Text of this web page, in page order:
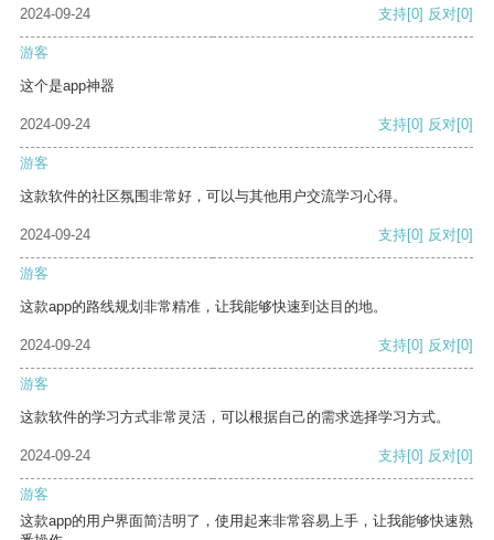
2024-09-24 支持[0] 反对[0]
游客
这个是app神器
2024-09-24 支持[0] 反对[0]
游客
这款软件的社区氛围非常好，可以与其他用户交流学习心得。
2024-09-24 支持[0] 反对[0]
游客
这款app的路线规划非常精准，让我能够快速到达目的地。
2024-09-24 支持[0] 反对[0]
游客
这款软件的学习方式非常灵活，可以根据自己的需求选择学习方式。
2024-09-24 支持[0] 反对[0]
游客
这款app的用户界面简洁明了，使用起来非常容易上手，让我能够快速熟